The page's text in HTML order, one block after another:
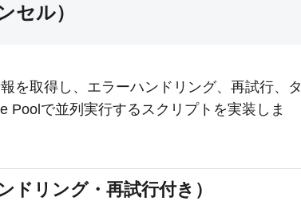
セル）
を取得し、エラーハンドリング、再試行、タ
Poolで並列実行するスクリプトを実装しま
ドリング・再試行付き）